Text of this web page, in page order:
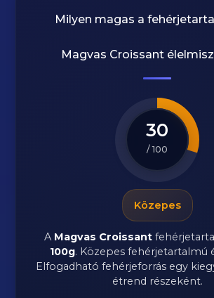
Milyen magas a
Magvas Croissant
30
/ 100
Közepes
A Magvas Croissant
100g. Közepes fehérjetartalmú
Elfogadható fehérjeforrás egy
étrend részeként.